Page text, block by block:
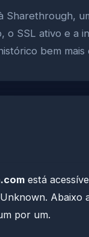
Sharethrough,
o SSL ativo e a
bem
está
Abaixo
por um.